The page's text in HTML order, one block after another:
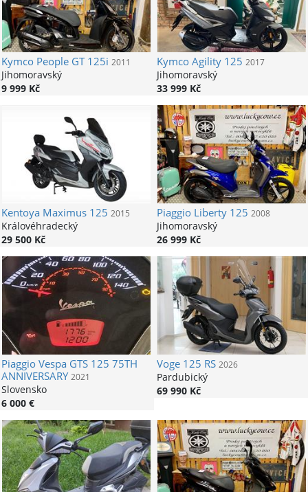
KymcoPeople GT 125i 2011
Jihomoravský
9 999 Kč
KymcoAgility 125 2017
Jihomoravský
33 999 Kč
KentoyaMaximus 125 2015
Královéhradecký
29 500 Kč
PiaggioLiberty 125 2008
Jihomoravský
26 999 Kč
PiaggioVespa GTS 125 75TH
ANNIVERSARY2021
Slovensko
6 000 €
Voge125 RS 2026
Pardubický
69 990 Kč